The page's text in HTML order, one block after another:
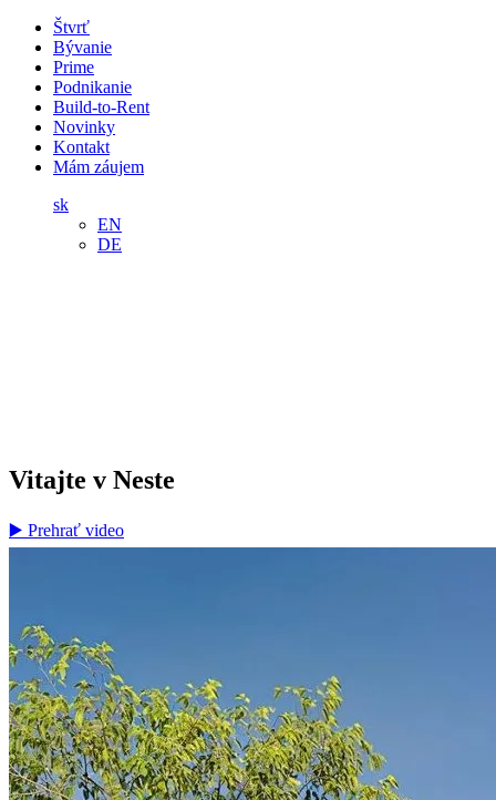
Štvrť
Bývanie
Prime
Podnikanie
Build-to-Rent
Novinky
Kontakt
Mám záujem
sk
EN
DE
Vitajte v Neste
▶️ Prehrať video